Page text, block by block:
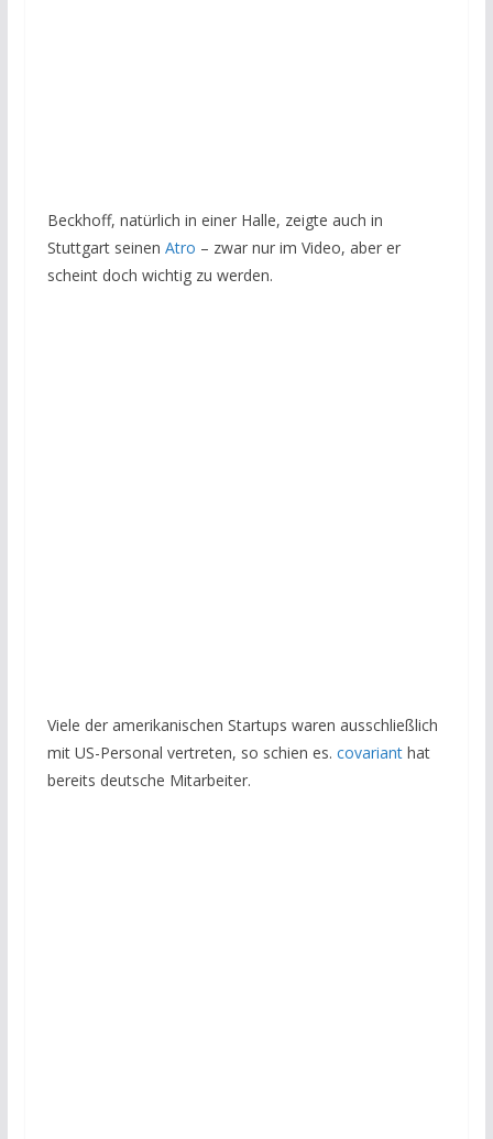
Beckhoff, natürlich in einer Halle, zeigte auch in
Stuttgart seinen Atro – zwar nur im Video, aber er
scheint doch wichtig zu werden.
Viele der amerikanischen Startups waren ausschließlich
mit US-Personal vertreten, so schien es. covarianthat
bereits deutsche Mitarbeiter.